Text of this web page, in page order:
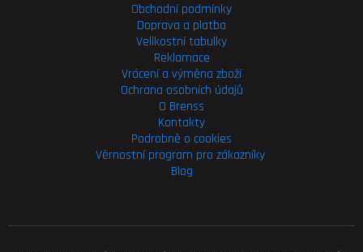
Obchodní podmínky
Doprava a platba
Velikostní tabulky
Reklamace
Vrácení a výměna zboží
Ochrana osobních údajů
O Brenss
Kontakty
Podrobně o cookies
Věrnostní program pro zákazníky
Blog